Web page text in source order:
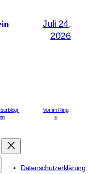
Juli 24,
2026
Vor im Ring
»
Datenschutzerklärung